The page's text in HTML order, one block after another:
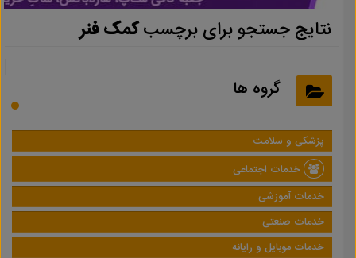
نتایج جستجو برای برچسبکمک فنر
گروه ها
پزشکی و سلامت
خدمات اجتماعی
خدمات آموزشی
خدمات صنعتی
خدمات موبایل و رایانه